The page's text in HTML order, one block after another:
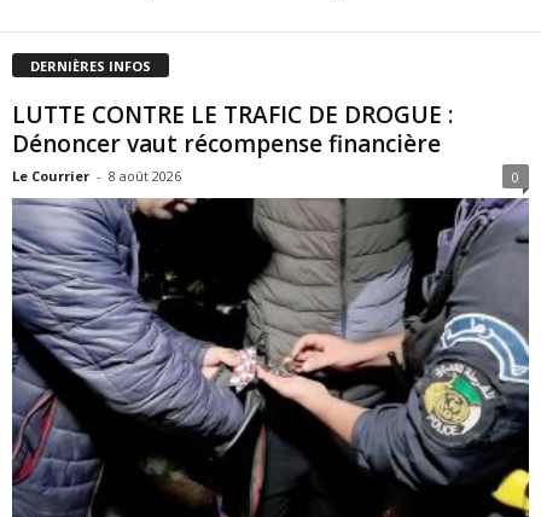
DERNIÈRES INFOS
LUTTE CONTRE LE TRAFIC DE DROGUE :
Dénoncer vaut récompense financière
Le Courrier - 8 août 2026 0